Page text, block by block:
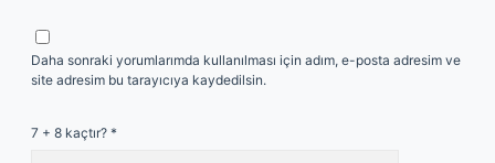
Daha sonraki yorumlarımda kullanılması için adım, e-posta adresim ve
site adresim bu tarayıcıya kaydedilsin.
7 + 8 kaçtır? *